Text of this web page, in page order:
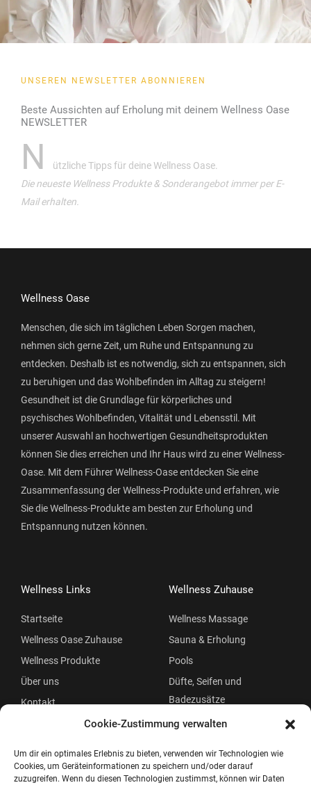
Cookie-Zustimmung verwalten
Um dir ein optimales Erlebnis zu bieten, verwenden wir Technologien wie
Cookies, um Geräteinformationen zu speichern und/oder darauf
zuzugreifen. Wenn du diesen Technologien zustimmst, können wir Daten
UNSEREN NEWSLETTER ABONNIEREN
Beste Aussichten auf Erholung mit deinem Wellness Oase
NEWSLETTER
N
ützliche Tipps für deine Wellness Oase.
Die neueste Wellness Produkte & Sonderangebot immer per E-
Mail erhalten.
Wellness Oase
Menschen, die sich im täglichen Leben Sorgen machen,
nehmen sich gerne Zeit, um Ruhe und Entspannung zu
entdecken. Deshalb ist es notwendig, sich zu entspannen, sich
zu beruhigen und das Wohlbefinden im Alltag zu steigern!
Gesundheit ist die Grundlage für körperliches und
psychisches Wohlbefinden, Vitalität und Lebensstil. Mit
unserer Auswahl an hochwertigen Gesundheitsprodukten
können Sie dies erreichen und Ihr Haus wird zu einer Wellness-
Oase. Mit dem Führer Wellness-Oase entdecken Sie eine
Zusammenfassung der Wellness-Produkte und erfahren, wie
Sie die Wellness-Produkte am besten zur Erholung und
Entspannung nutzen können.
Wellness Links
Startseite
Wellness Oase Zuhause
Wellness Produkte
Über uns
Kontakt
Wellness Zuhause
Wellness Massage
Sauna & Erholung
Pools
Düfte, Seifen und
Badezusätze
Beauty